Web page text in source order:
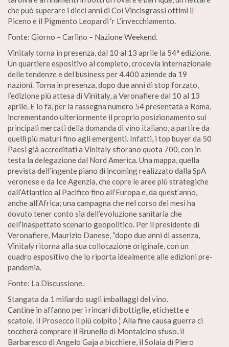
che può superare i dieci anni di Coi Vincisgrassi ottimi il
Piceno e il Pigmento Leopardi ‘r L’invecchiamento.
Fonte: Giorno – Carlino – Nazione Weekend.
Vinitaly torna in presenza, dal 10 al 13 aprile la 54ª edizione.
Un quartiere espositivo al completo, crocevia internazionale
delle tendenze e del business per 4.400 aziende da 19
nazioni. Torna in presenza, dopo due anni di stop forzato,
l’edizione più attesa di Vinitaly, a Veronafiere dal 10 al 13
aprile. E lo fa, per la rassegna numero 54 presentata a Roma,
incrementando ulteriormente il proprio posizionamento sui
principali mercati della domanda di vino italiano, a partire da
quelli più maturi fino agli emergenti. Infatti, i top buyer da 50
Paesi già accreditati a Vinitaly sfiorano quota 700, con in
testa la delegazione dal Nord America. Una mappa, quella
prevista dell’ingente piano di incoming realizzato dalla SpA
veronese e da Ice Agenzia, che copre le aree più strategiche
dall’Atlantico al Pacifico fino all’Europa e, da quest’anno,
anche all’Africa; una campagna che nel corso dei mesi ha
dovuto tener conto sia dell’evoluzione sanitaria che
dell’inaspettato scenario geopolitico. Per il presidente di
Veronafiere, Maurizio Danese, “dopo due anni di assenza,
Vinitaly ritorna alla sua collocazione originale, con un
quadro espositivo che lo riporta idealmente alle edizioni pre-
pandemia.
Fonte: La Discussione.
Stangata da 1 miliardo sugli imballaggi del vino.
Cantine in affanno per i rincari di bottiglie, etichette e
scatole. Il Prosecco il più colpito ¦ Alla fine causa guerra ci
toccherà comprare il Brunello di Montalcino sfuso, il
Barbaresco di Angelo Gaja a bicchiere, il Solaia di Piero